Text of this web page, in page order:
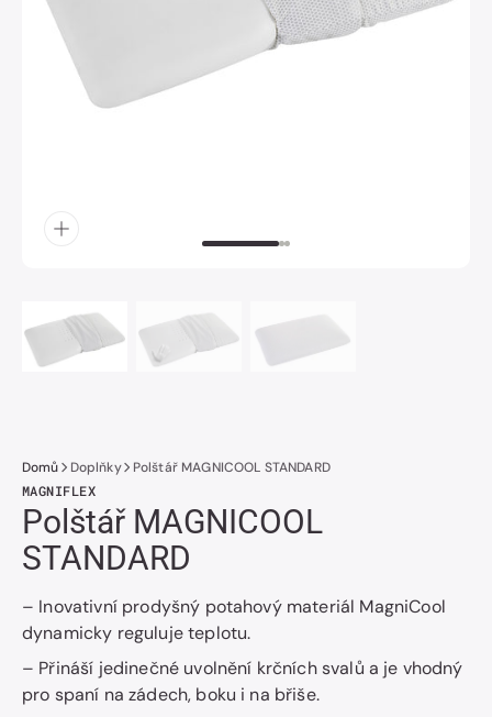
číslo
Domů Doplňky
Polštář MAGNICOOL STANDARD
MAGNIFLEX
Polštář MAGNICOOL
STANDARD
– Inovativní prodyšný potahový materiál MagniCool
dynamicky reguluje teplotu.
– Přináší jedinečné uvolnění krčních svalů a je vhodný
pro spaní na zádech, boku i na břiše.